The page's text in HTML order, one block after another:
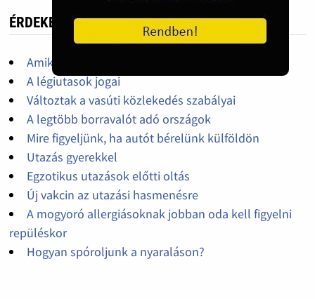
ÉRDEKES, HASZNOS
Amikre szükségünk lehet a nyaralás során
A légiutasok jogai
Változtak a vasúti közlekedés szabályai
A legtöbb borravalót adó országok
Mire figyeljünk, ha autót bérelünk külföldön
Utazás gyerekkel
Egzotikus utazások előtti oltás
Új vakcin az utazási hasmenésre
A mogyoró allergiásoknak jobban oda kell figyelni
repüléskor
Hogyan spóroljunk a nyaraláson?